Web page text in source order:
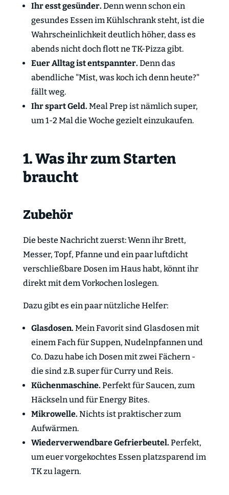
Ihr esst gesünder. Denn wenn schon ein
gesundes Essen im Kühlschrank steht, ist die
Wahrscheinlichkeit deutlich höher, dass es
abends nicht doch flott ne TK-Pizza gibt.
Euer Alltag ist entspannter. Denn das
abendliche "Mist, was koch ich denn heute?"
fällt weg.
Ihr spart Geld. Meal Prep ist nämlich super,
um 1-2 Mal die Woche gezielt einzukaufen.
1. Was ihr zum Starten
braucht
Zubehör
Die beste Nachricht zuerst: Wenn ihr Brett,
Messer, Topf, Pfanne und ein paar luftdicht
verschließbare Dosen im Haus habt, könnt ihr
direkt mit dem Vorkochen loslegen.
Dazu gibt es ein paar nützliche Helfer:
Glasdosen. Mein Favorit sind Glasdosen mit
einem Fach für Suppen, Nudelnpfannen und
Co. Dazu habe ich Dosen mit zwei Fächern -
die sind z.B. super für Curry und Reis.
Küchenmaschine. Perfekt für Saucen, zum
Häckseln und für Energy Bites.
Mikrowelle. Nichts ist praktischer zum
Aufwärmen.
Wiederverwendbare Gefrierbeutel. Perfekt,
um euer vorgekochtes Essen platzsparend im
TK zu lagern.